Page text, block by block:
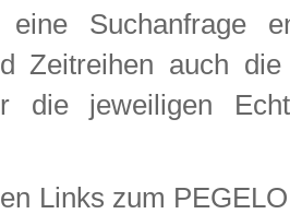
Suchanfrage
Zeitreihen auch
die jeweiligen
Links zum